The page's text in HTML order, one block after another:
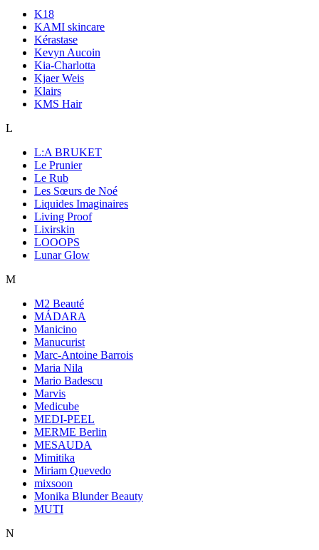
K18
KAMI skincare
Kérastase
Kevyn Aucoin
Kia-Charlotta
Kjaer Weis
Klairs
KMS Hair
L
L:A BRUKET
Le Prunier
Le Rub
Les Sœurs de Noé
Liquides Imaginaires
Living Proof
Lixirskin
LOOOPS
Lunar Glow
M
M2 Beauté
MÁDARA
Manicino
Manucurist
Marc-Antoine Barrois
Maria Nila
Mario Badescu
Marvis
Medicube
MEDI-PEEL
MERME Berlin
MESAUDA
Mimitika
Miriam Quevedo
mixsoon
Monika Blunder Beauty
MUTI
N